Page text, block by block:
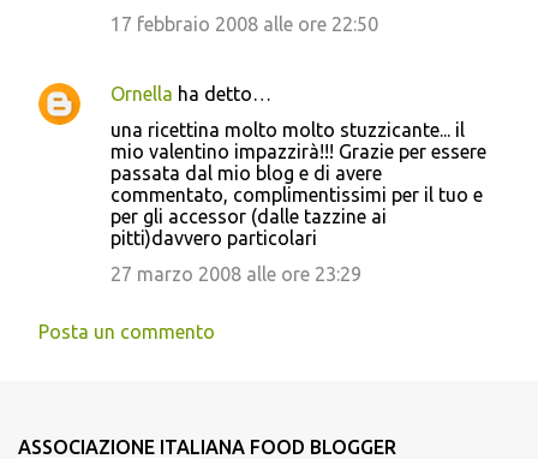
17 febbraio 2008 alle ore 22:50
Ornella ha detto…
una ricettina molto molto stuzzicante... il
mio valentino impazzirà!!! Grazie per essere
passata dal mio blog e di avere
commentato, complimentissimi per il tuo e
per gli accessor (dalle tazzine ai
pitti)davvero particolari
27 marzo 2008 alle ore 23:29
Posta un commento
ASSOCIAZIONE ITALIANA FOOD BLOGGER